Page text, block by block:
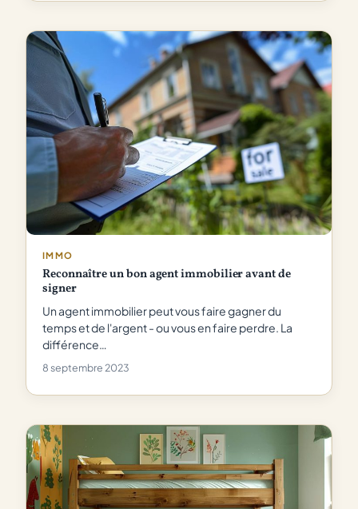
IMMO
Reconnaître un bon agent immobilier avant de
signer
Un agent immobilier peut vous faire gagner du
temps et de l'argent - ou vous en faire perdre. La
différence…
8 septembre 2023